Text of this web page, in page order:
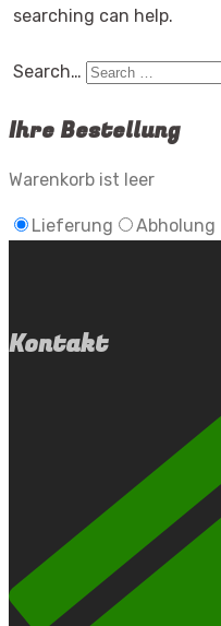
searching can help.
Search…
Ihre Bestellung
Warenkorb ist leer
Lieferung Abholung
Kontakt